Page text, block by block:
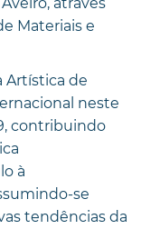
Materiais e
Artística de
neste
contribuindo
à
se
tendências da